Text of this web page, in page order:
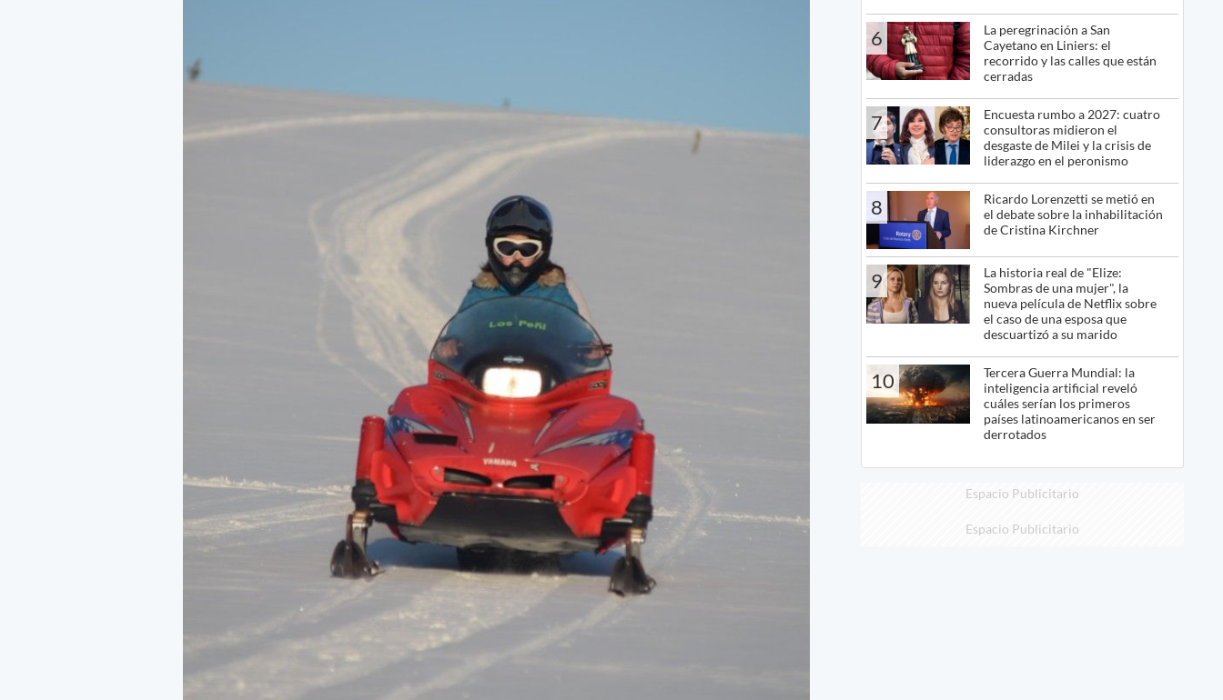
6
La peregrinación a San
Cayetano en Liniers: el
recorrido y las calles que están
cerradas
7
Encuesta rumbo a 2027: cuatro
consultoras midieron el
desgaste de Milei y la crisis de
liderazgo en el peronismo
8
Ricardo Lorenzetti se metió en
el debate sobre la inhabilitación
de Cristina Kirchner
9
La historia real de "Elize:
Sombras de una mujer", la
nueva película de Netflix sobre
el caso de una esposa que
descuartizó a su marido
10
Tercera Guerra Mundial: la
inteligencia artificial reveló
cuáles serían los primeros
países latinoamericanos en ser
derrotados
Espacio Publicitario
Espacio Publicitario